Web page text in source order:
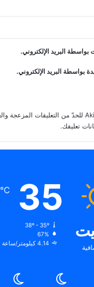
بواسطة البريد الإلكتروني.
بواسطة البريد الإلكتروني.
تعليقك.
35
℃
38º - 35º
67%
4.14 كيلومتر/ساعة